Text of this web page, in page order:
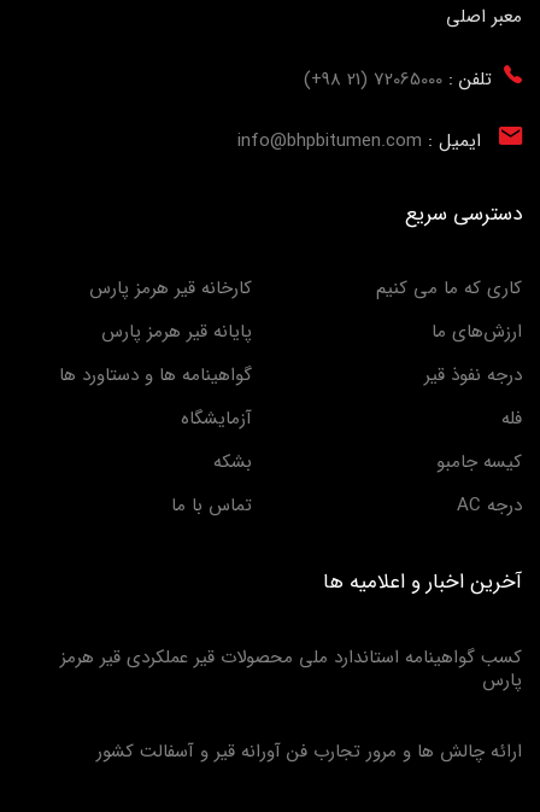
معبر اصلی
تلفن : 72065000 (21 98+)
ایمیل : info@bhpbitumen.com
دسترسی سریع
کارخانه قیر هرمز پارس
کاری که ما می کنیم
پایانه قیر هرمز پارس
ارزش‌های ما
گواهینامه ها و دستاورد ها
درجه نفوذ قیر
آزمایشگاه
فله
بشکه
کیسه جامبو
تماس با ما
درجه AC
آخرین اخبار و اعلامیه ها
کسب گواهینامه استاندارد ملی محصولات قیر عملکردی قیر هرمز
پارس
ارائه چالش ها و مرور تجارب فن آورانه قیر و آسفالت کشور